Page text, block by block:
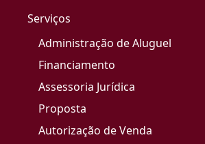
Serviços
Administração de Aluguel
Financiamento
Assessoria Jurídica
Proposta
Autorização de Venda